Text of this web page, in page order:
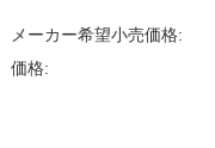
メーカー希望小売価格:
価格: